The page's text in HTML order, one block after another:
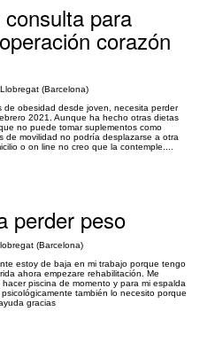
para
corazón
(Barcelona)
de obesidad desde joven, necesita perder
2021. Aunque ha hecho otras dietas
no puede tomar suplementos como
de movilidad no podría desplazarse a otra
o on line no creo que la contemple....
perder peso
(Barcelona)
estoy de baja en mi trabajo porque tengo
ahora empezare rehabilitación. Me
piscina de momento y para mi espalda
también lo necesito porque
gracias